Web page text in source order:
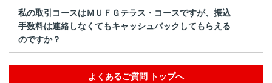
私の取引コースはＭＵＦＧテラス・コースですが、振込
手数料は連絡しなくてもキャッシュバックしてもらえる
のですか？
よくあるご質問 トップへ